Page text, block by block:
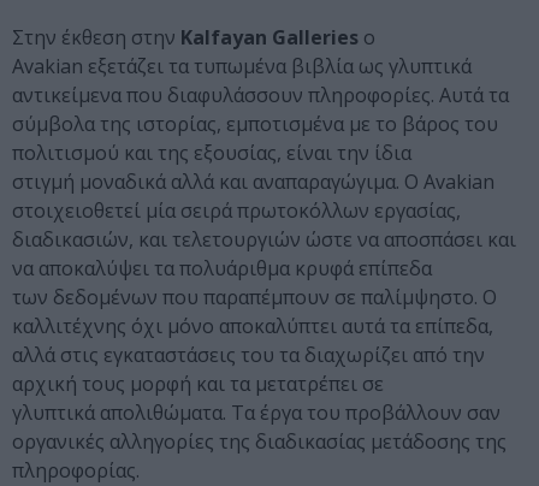
Στην έκθεση στην Kalfayan Galleries o
Avakian εξετάζει τα τυπωμένα βιβλία ως γλυπτικά
αντικείμενα που διαφυλάσσουν πληροφορίες. Αυτά τα
σύμβολα της ιστορίας, εμποτισμένα με το βάρος του
πολιτισμού και της εξουσίας, είναι την ίδια
στιγμή μοναδικά αλλά και αναπαραγώγιμα. Ο Avakian
στοιχειοθετεί μία σειρά πρωτοκόλλων εργασίας,
διαδικασιών, και τελετουργιών ώστε να αποσπάσει και
να αποκαλύψει τα πολυάριθμα κρυφά επίπεδα
των δεδομένων που παραπέμπουν σε παλίμψηστο. Ο
καλλιτέχνης όχι μόνο αποκαλύπτει αυτά τα επίπεδα,
αλλά στις εγκαταστάσεις του τα διαχωρίζει από την
αρχική τους μορφή και τα μετατρέπει σε
γλυπτικά απολιθώματα. Tα έργα του προβάλλουν σαν
οργανικές αλληγορίες της διαδικασίας μετάδοσης της
πληροφορίας.